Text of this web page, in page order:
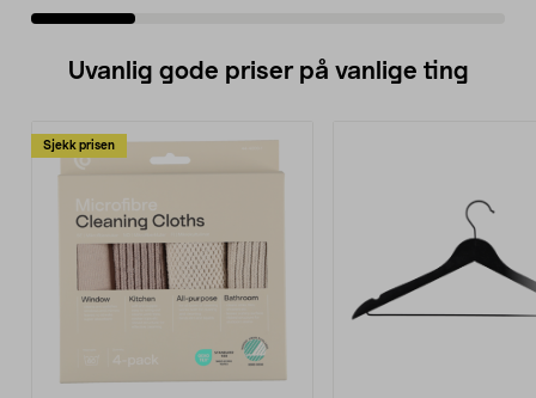
Uvanlig gode priser på vanlige ting
Sjekk prisen